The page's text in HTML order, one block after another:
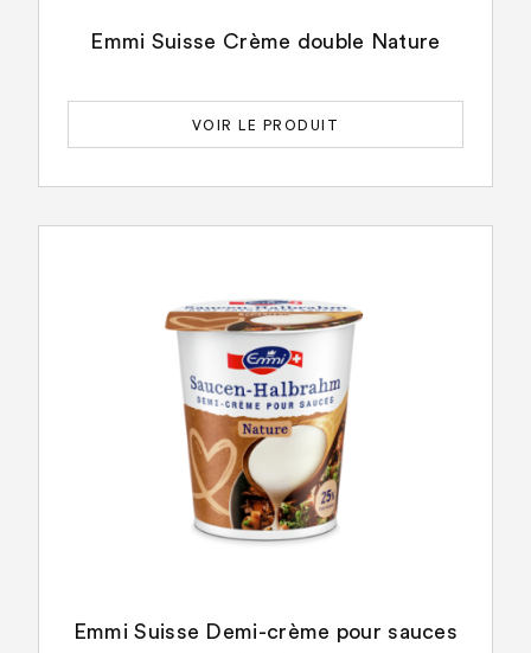
Emmi Suisse Crème double Nature
VOIR LE PRODUIT
Emmi Suisse Demi-crème pour sauces